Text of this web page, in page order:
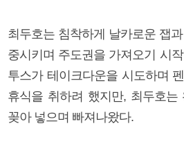
최두호는 침착하게 날카로운 잽
중시키며 주도권을 가져오기 시
투스가 테이크다운을 시도하며
휴식을 취하려 했지만, 최두호
꽂아 넣으며 빠져나왔다.